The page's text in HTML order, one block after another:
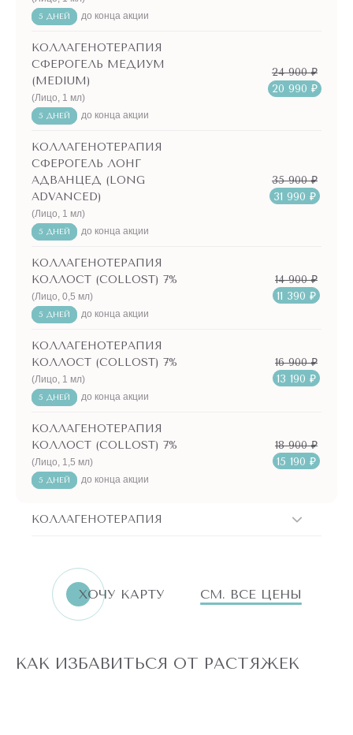
шансы удалить растяжки на теле или сделать их
5 ДНЕЙ до конца акции
КОЛЛАГЕНОТЕРАПИЯ
СФЕРОГЕЛЬ МЕДИУМ
(MEDIUM)
(Лицо, 1 мл)
5 ДНЕЙ до конца акции
24 900 ₽
20 990 ₽
КОЛЛАГЕНОТЕРАПИЯ
СФЕРОГЕЛЬ ЛОНГ
АДВАНЦЕД (LONG
ADVANCED)
(Лицо, 1 мл)
5 ДНЕЙ до конца акции
35 900 ₽
31 990 ₽
КОЛЛАГЕНОТЕРАПИЯ
КОЛЛОСТ (COLLOST) 7%
(Лицо, 0,5 мл)
5 ДНЕЙ до конца акции
14 900 ₽
11 390 ₽
КОЛЛАГЕНОТЕРАПИЯ
КОЛЛОСТ (COLLOST) 7%
(Лицо, 1 мл)
5 ДНЕЙ до конца акции
16 900 ₽
13 190 ₽
КОЛЛАГЕНОТЕРАПИЯ
КОЛЛОСТ (COLLOST) 7%
(Лицо, 1,5 мл)
5 ДНЕЙ до конца акции
18 900 ₽
15 190 ₽
КОЛЛАГЕНОТЕРАПИЯ
«Бьютилогия»
ERID:LjN8K4L1t
ПО
ХОЧУ КАРТУ СМ. ВСЕ ЦЕНЫ
КАК ИЗБАВИТЬСЯ ОТ РАСТЯЖЕК